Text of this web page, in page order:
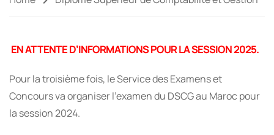
EN ATTENTE D’INFORMATIONS POUR LA SESSION 2025.
Pour la troisième fois, le Service des Examens et
Concours va organiser l’examen du DSCG au Maroc pour
la session 2024.